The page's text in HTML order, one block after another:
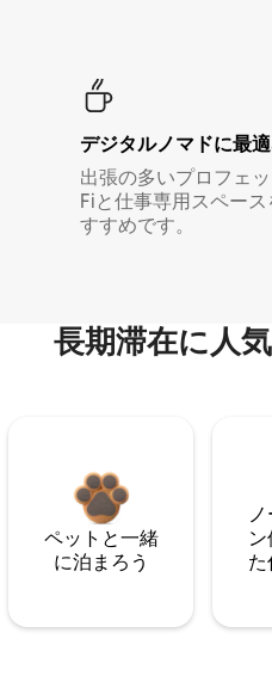
デジタルノマド⁠に最⁠
出張の多いプロフェ
Fiと仕事専用スペー
すすめです。
長期滞在に人
ペットと一緒
に泊まろう